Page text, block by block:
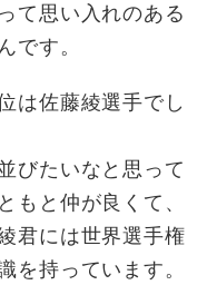
て思い入れのある
です。
は佐藤綾選手でし
びたいなと思って
もと仲が良くて、
君には世界選手権
を持っています。